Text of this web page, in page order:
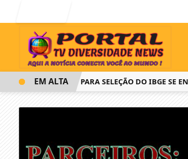
INSCRIÇÕES PARA SELEÇÃO DO IBGE SE
EM ALTA